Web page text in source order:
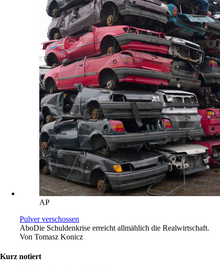
AP
Pulver verschossen
AboDie Schuldenkrise erreicht allmählich die Realwirtschaft.
Von Tomasz Konicz
Kurz notiert